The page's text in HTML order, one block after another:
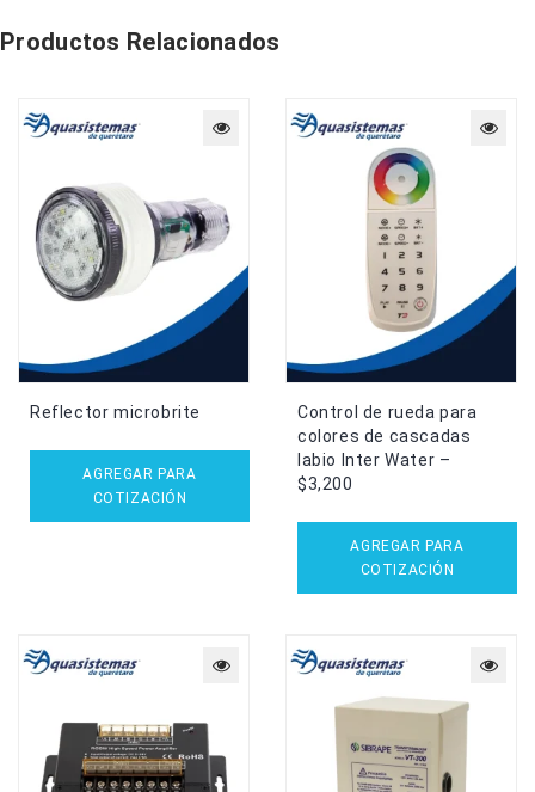
Productos Relacionados
Reflector microbrite
AGREGAR PARA
COTIZACIÓN
Control de rueda para
colores de cascadas
labio Inter Water –
$3,200
AGREGAR PARA
COTIZACIÓN